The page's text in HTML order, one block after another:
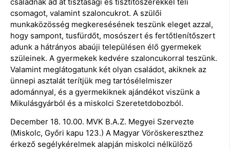
csomagot, valamint szaloncukrot. A szülői
munkaközösség megkeresésének teszünk eleget azzal,
hogy sampont, tusfürdőt, mosószert és fertőtlenítőszert
adunk a hátrányos abaúji településen élő gyermekek
szüleinek. A gyermekek kedvére szaloncukorral teszünk.
Valamint meglátogatunk két olyan családot, akiknek az
ünnepi asztalát terítjük meg tartósélelmiszer
adománnyal, és a gyermekiknek ajándékot viszünk a
Mikulásgyárból és a miskolci Szeretetdobozból.
December 18. 10.00. MVK B.A.Z. Megyei Szervezte
(Miskolc, Győri kapu 123.) A Magyar Vöröskereszthez
érkező segélykérelmek alapján miskolci nélkülöző